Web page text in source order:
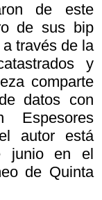
de este
de sus bip
través de la
y
comparte
datos con
Espesores
autor está
junio en el
de Quinta